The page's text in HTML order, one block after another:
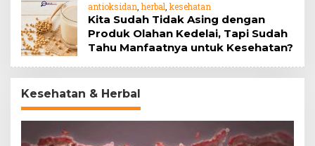
antioksidan ,herbal kesehatan
Kita Sudah Tidak Asing dengan
Produk Olahan Kedelai, Tapi Sudah
Tahu Manfaatnya untuk Kesehatan?
Kesehatan & Herbal